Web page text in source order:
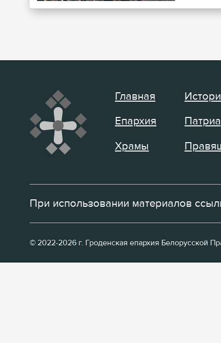
Главная
Епархия
Храмы
При использовании материалов
© 2022-2026 г. Гроденская епархия Белорусской